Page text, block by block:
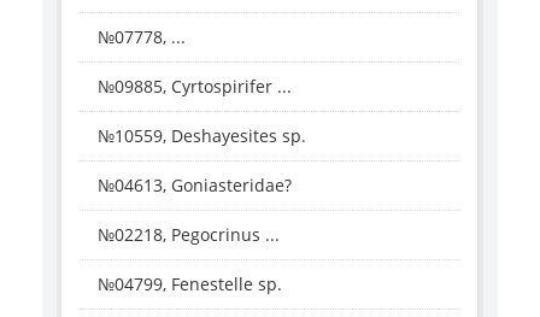
№07778, ...
№09885, Cyrtospirifer ...
№10559, Deshayesites sp.
№04613, Goniasteridae?
№02218, Pegocrinus ...
№04799, Fenestelle sp.